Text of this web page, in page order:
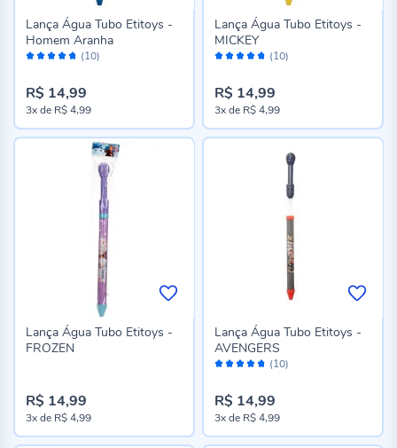
Avaliação: (10)
Lança Água Tubo Etitoys -
Homem Aranha
R$ 14,99
3xde R$ 4,99
Avaliação: (10)
Lança Água Tubo Etitoys -
MICKEY
R$ 14,99
3xde R$ 4,99
Lança Água Tubo Etitoys -
FROZEN
R$ 14,99
3xde R$ 4,99
Avaliação: (10)
Lança Água Tubo Etitoys -
AVENGERS
R$ 14,99
3xde R$ 4,99